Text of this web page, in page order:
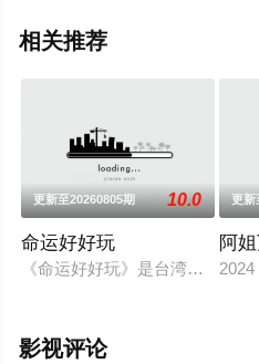
相关推荐
更新至20260805期 10.0
命运好好玩
《命运好好玩》是台湾一档很
更新
阿
2024
影视评论